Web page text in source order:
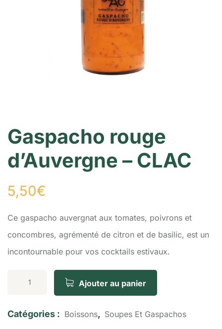
Gaspacho rouge
d’Auvergne – CLAC
5,50€
Ce gaspacho auvergnat aux tomates, poivrons et
concombres, agrémenté de citron et de basilic, est un
incontournable pour vos cocktails estivaux.
Ajouter au panier
Catégories : Boissons, Soupes Et Gaspachos